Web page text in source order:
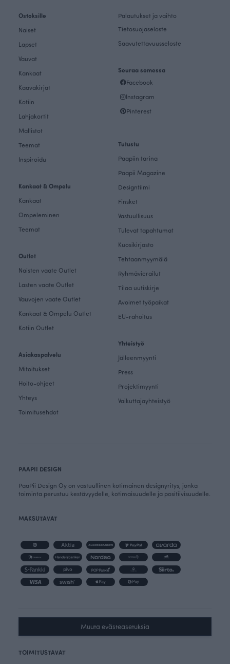
Ostoksille
Naiset
Lapset
Vauvat
Kankaat
Kaavakirjat
Kotiin
Lahjakortit
Mallistot
Teemat
Inspiroidu
Kankaat & Ompelu
Kankaat
Ompeleminen
Teemat
Outlet
Naisten vaate Outlet
Lasten vaate Outlet
Vauvojen vaate Outlet
Kankaat & Ompelu Outlet
Kotiin Outlet
Asiakaspalvelu
Mitoitukset
Hoito-ohjeet
Yhteys
Toimitusehdot
Palautukset ja vaihto
Tietosuojaseloste
Saavutettavuusseloste
Seuraa somessa
Facebook
Instagram
Pinterest
Tutustu
Paapiin tarina
Paapii Magazine
Designtiimi
Finsket
Vastuullisuus
Tulevat tapahtumat
Kuosikirjasto
Tehtaanmyymälä
Ryhmävierailut
Tilaa uutiskirje
Avoimet työpaikat
EU-rahoitus
Yhteistyö
Jälleenmyynti
Press
Projektimyynti
Vaikuttajayhteistyö
PAAPII DESIGN
PaaPii Design Oy on vastuullinen kotimainen designyritys, jonka
toiminta perustuu kestävyydelle, kotimaisuudelle ja positiivisuudelle.
MAKSUTAVAT
Muuta evästeasetuksia
TOIMITUSTAVAT